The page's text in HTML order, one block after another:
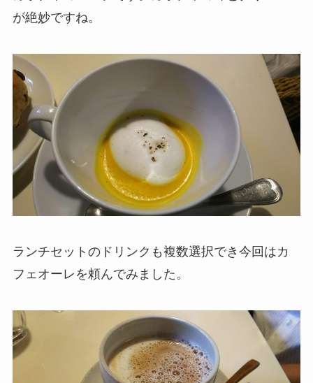
が絶妙ですね。
ランチセットのドリンクも複数選択でき今回はカ
フェオーレを頼んでみました。